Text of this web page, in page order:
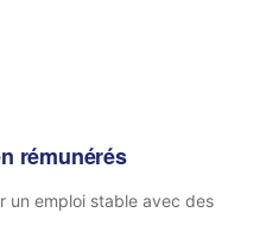
rémunérés
un emploi stable avec des